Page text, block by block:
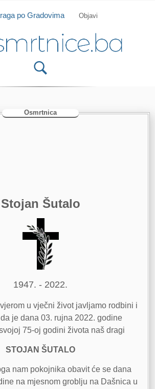
i IOS aplikaciju
po Gradovima Objavi
Osmrtnica
Stojan Šutalo
1947. - 2022.
u vječni život javljamo rodbini i
je dana 03. rujna 2022. godine
75-oj godini života naš dragi
STOJAN ŠUTALO
nam pokojnika obavit će se dana
na mjesnom groblju na Dašnica u